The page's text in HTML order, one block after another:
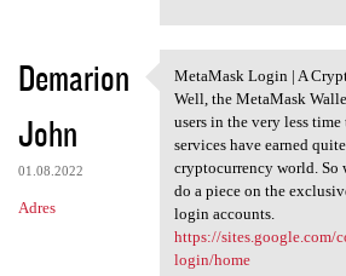
Demarion
John
01.08.2022
Adres
MetaMask Login | A
MetaMask Login | A
Well, the MetaMask
users in the very less
services have earned
cryptocurrency world. So
do a piece on the
login accounts.
https://sites.google.com/
login/home